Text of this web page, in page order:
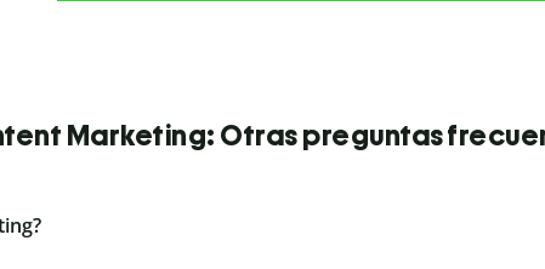
Marketing: Otras preguntas